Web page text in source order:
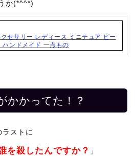
か(*^^*)
セサリー レディース ミニチュア ビー
ハンドメイド 一点もの
かかってた！？
ラストに
を殺したんですか？ 」